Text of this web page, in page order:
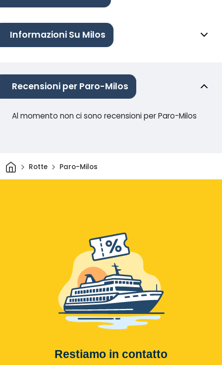
Informazioni Su Milos
Recensioni per Paro-Milos
Al momento non ci sono recensioni per Paro-Milos
CasaRotte Paro-Milos
Restiamo in contatto